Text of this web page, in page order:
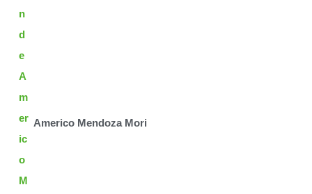
Americo Mendoza Mori